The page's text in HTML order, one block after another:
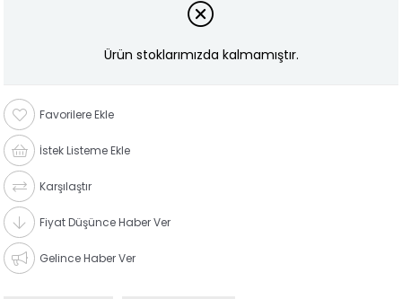
Ürün stoklarımızda kalmamıştır.
Favorilere Ekle
İstek Listeme Ekle
Karşılaştır
Fiyat Düşünce Haber Ver
Gelince Haber Ver